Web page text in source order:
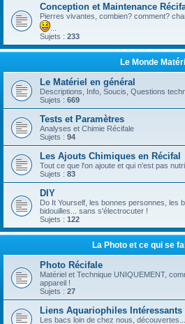
Conception et Maintenance
Pierres vivantes, combien? comment?
Sujets : 233
Le Monde
Le Matériel en général
Descriptions, Info, Soucis, Questions
Sujets : 669
Tests et Paramètres
Analyses et Chimie Récifale
Sujets : 94
Les Ajouts Chimiques en Récifal
Tout ce que l'on ajoute et qui n'est pas
Sujets : 83
DIY
Do It Yourself, les bonnes personnes, les
bidouilles... sans s'électrocuter !
Sujets : 122
La Photo et ce qui se
Photo Récifale
Matériel et Technique UNIQUEMENT,
appareil !
Sujets : 27
Liens Aquariophiles Intéressants
Les bacs loin de chez nous, découvertes...